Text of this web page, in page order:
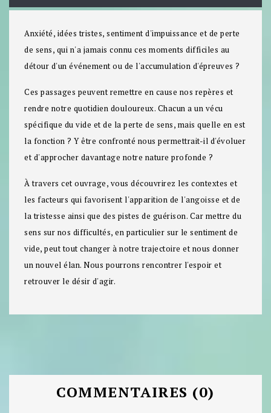
Anxiété, idées tristes, sentiment d'impuissance et de perte
de sens, qui n'a jamais connu ces moments difficiles au
détour d'un événement ou de l'accumulation d'épreuves ?
Ces passages peuvent remettre en cause nos repères et
rendre notre quotidien douloureux. Chacun a un vécu
spécifique du vide et de la perte de sens, mais quelle en est
la fonction ? Y être confronté nous permettrait-il d'évoluer
et d'approcher davantage notre nature profonde ?
À travers cet ouvrage, vous découvrirez les contextes et
les facteurs qui favorisent l'apparition de l'angoisse et de
la tristesse ainsi que des pistes de guérison. Car mettre du
sens sur nos difficultés, en particulier sur le sentiment de
vide, peut tout changer à notre trajectoire et nous donner
un nouvel élan. Nous pourrons rencontrer l'espoir et
retrouver le désir d'agir.
COMMENTAIRES (0)